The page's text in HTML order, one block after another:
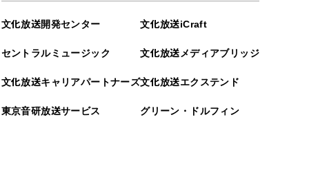
文化放送開発センター
セントラルミュージック
文化放送キャリアパートナーズ
東京音研放送サービス
文化放送iCraft
文化放送メディアブリッジ
文化放送エクステンド
グリーン・ドルフィン